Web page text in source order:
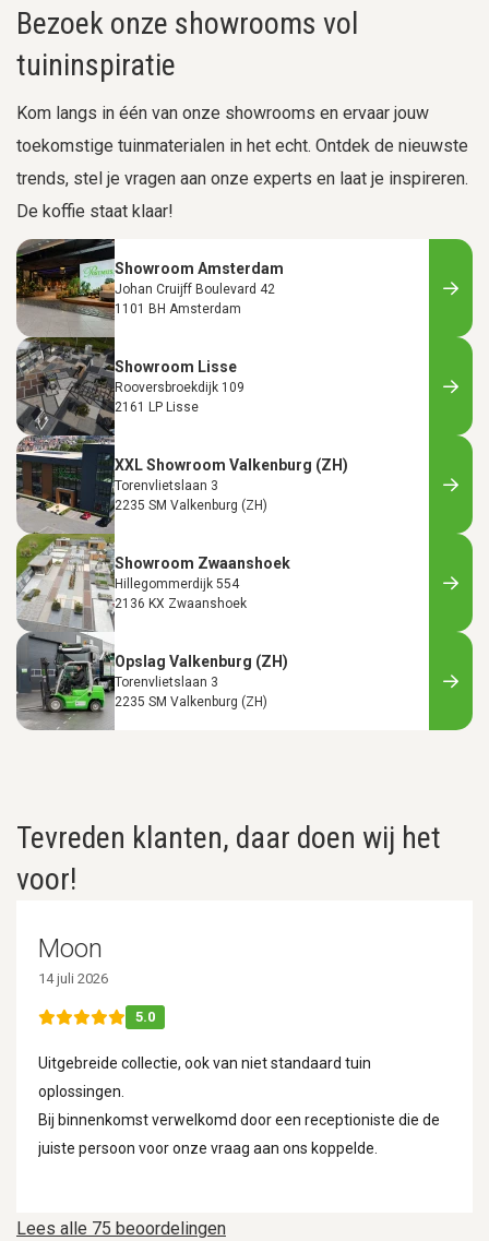
Bezoek onze showrooms vol
tuininspiratie
Kom langs in één van onze showrooms en ervaar jouw
toekomstige tuinmaterialen in het echt. Ontdek de nieuwste
trends, stel je vragen aan onze experts en laat je inspireren.
De koffie staat klaar!
Showroom Amsterdam
Johan Cruijff Boulevard 42
1101 BH Amsterdam
Showroom Lisse
Rooversbroekdijk 109
2161 LP Lisse
XXL Showroom Valkenburg (ZH)
Torenvlietslaan 3
2235 SM Valkenburg (ZH)
Showroom Zwaanshoek
Hillegommerdijk 554
2136 KX Zwaanshoek
Opslag Valkenburg (ZH)
Torenvlietslaan 3
2235 SM Valkenburg (ZH)
Tevreden klanten, daar doen wij het
voor!
Lees alle 75 beoordelingen
Moon
14 juli 2026
5.0
Uitgebreide collectie, ook van niet standaard tuin
oplossingen.
Bij binnenkomst verwelkomd door een receptioniste die de
juiste persoon voor onze vraag aan ons koppelde.